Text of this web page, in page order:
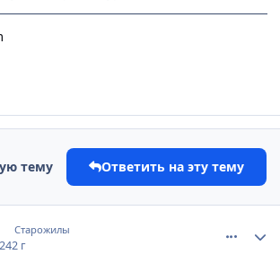
тему Ответить на эту тему
Старожилы
2 г